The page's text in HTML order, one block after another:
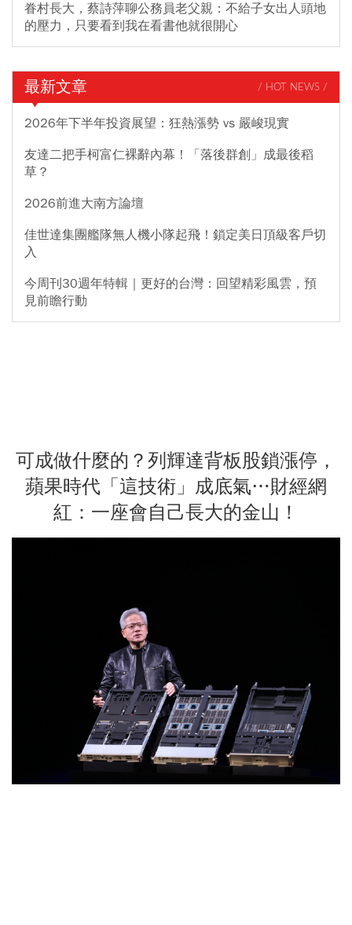
眷村長大，蔡詩萍聊公務員老父親：不給子女出人頭地
的壓力，只要看到我在看書他就很開心
最新文章 / HOT NEWS /
2026年下半年投資展望：狂熱漲勢 vs 嚴峻現實
友達二把手柯富仁裸辭內幕！「落後群創」成最後稻
草？
2026前進大南方論壇
佳世達集團艦隊無人機小隊起飛！鎖定美日頂級客戶切
入
今周刊30週年特輯｜更好的台灣：回望精彩風雲，預
見前瞻行動
可成做什麼的？列輝達背板股鎖漲停，
蘋果時代「這技術」成底氣…財經網
紅：一座會自己長大的金山！